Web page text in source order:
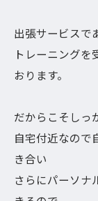
出張サービスで
トレーニング
おります。
だからこそしっ
自宅付近なので
き合い
さらにパーソナ